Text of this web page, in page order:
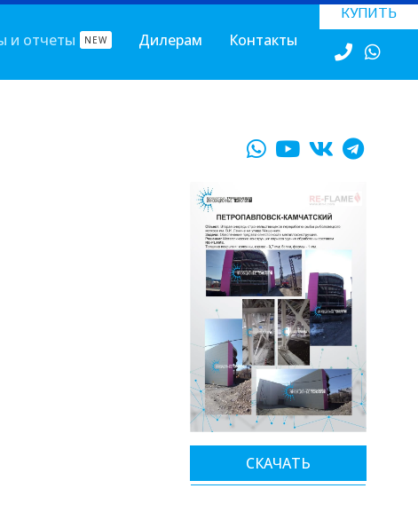
КУПИТЬ
и отчеты NEW Дилерам Контакты
СКАЧАТЬ